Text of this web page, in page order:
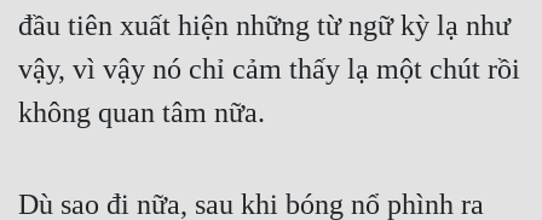
Học Đường
Khoa Huyễn
Khoa Huyễn Không Gian
đầu tiên xuất hiện những từ ngữ kỳ lạ như
vậy, vì vậy nó chỉ cảm thấy lạ một chút rồi
không quan tâm nữa.
Dù sao đi nữa, sau khi bóng nổ phình ra